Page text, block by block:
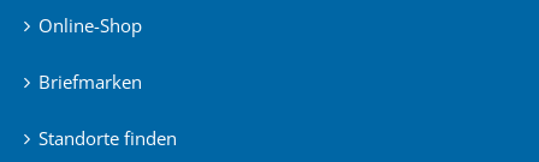
Online-Shop
Briefmarken
Standorte finden